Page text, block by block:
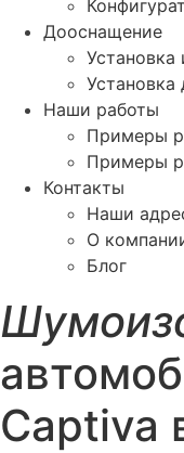
Дооснащение
Установка
Установка
Наши работы
Примеры
Примеры
Контакты
Наши
О
Блог
Captiva